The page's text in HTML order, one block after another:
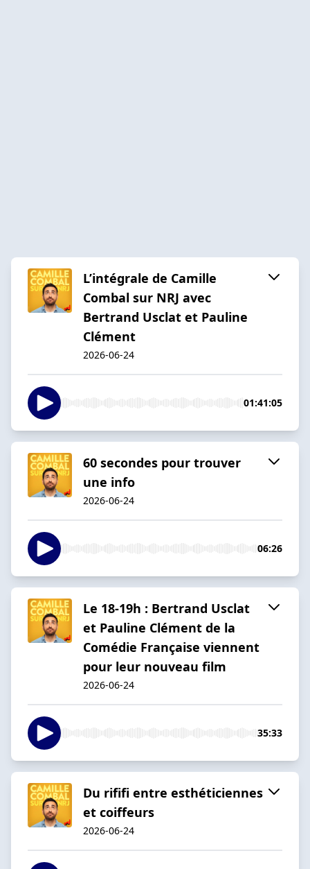
L’intégrale de Camille
Combal sur NRJ avec
Bertrand Usclat et Pauline
Clément
2026-06-24
01:41:05
60 secondes pour trouver
une info
2026-06-24
06:26
Le 18-19h : Bertrand Usclat
et Pauline Clément de la
Comédie Française viennent
pour leur nouveau film
2026-06-24
35:33
Du rififi entre esthéticiennes
et coiffeurs
2026-06-24